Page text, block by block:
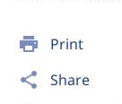
print Print
share Share